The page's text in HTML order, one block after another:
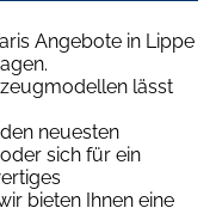
Angebote in Lippe
lässt
neuesten
sich für ein
bieten Ihnen eine